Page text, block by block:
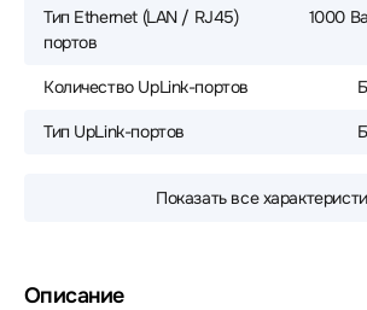
Тип Ethernet (LAN / RJ45)
портов
1000
Количество UpLink-портов
Тип UpLink-портов
Показать все
Описание